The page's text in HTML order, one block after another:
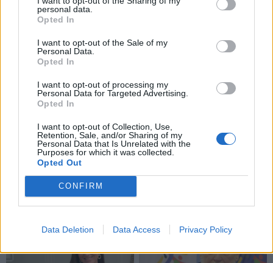
personal data.
Opted In
I want to opt-out of the Sale of my
Personal Data.
Opted In
I want to opt-out of processing my
Personal Data for Targeted Advertising.
Opted In
I want to opt-out of Collection, Use,
Retention, Sale, and/or Sharing of my
Personal Data that Is Unrelated with the
Purposes for which it was collected.
Opted Out
CONFIRM
Data Deletion Data Access Privacy Policy
Šių metų sausio–lapkričio mėnesiais „Maisto bankui“
„Lidl Lietuva“ perdavė produktų už beveik 582 tūkst.
eurų. Prekybos tinklas jam taip pat padeda ir
finansiškai, skirdamas paramą produktų surinkimo,
jau perduota virš 31 tūkst. eurų.
tinkami vartoti žmonėms, prekybos tinklas maisto
švaistymą taip pat mažina bendradarbiaudamas su
ūkininkais. „Lidl“ gyvulių šėrimui perduoda žmonėms
netinkamus vartoti kepinius, dalį vaisių ir daržovių.